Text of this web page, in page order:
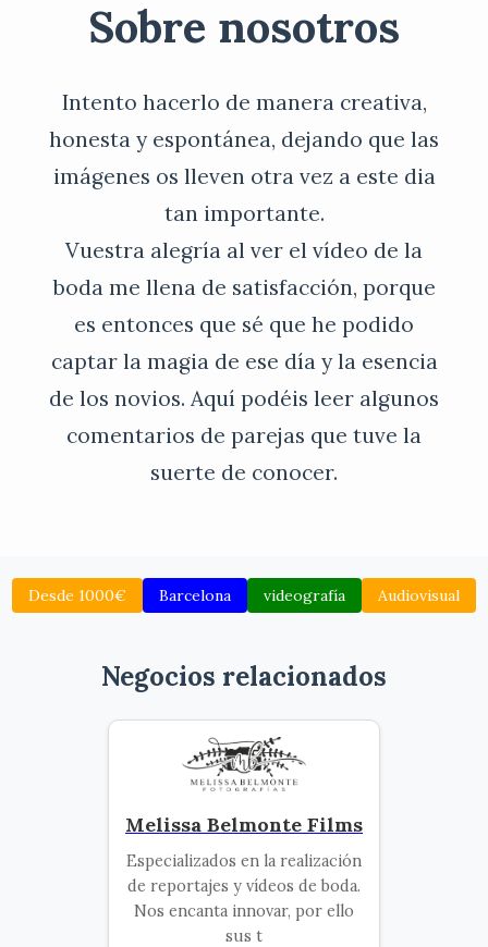
Sobre nosotros
Intento hacerlo de manera creativa,
honesta y espontánea, dejando que las
imágenes os lleven otra vez a este dia
tan importante.
Vuestra alegría al ver el vídeo de la
boda me llena de satisfacción, porque
es entonces que sé que he podido
captar la magia de ese día y la esencia
de los novios. Aquí podéis leer algunos
comentarios de parejas que tuve la
suerte de conocer.
Desde 1000€ Barcelona videografía Audiovisual
Negocios relacionados
Melissa Belmonte Films
Especializados en la realización
de reportajes y vídeos de boda.
Nos encanta innovar, por ello
sus t